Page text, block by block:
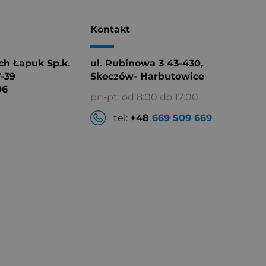
Łapuk Sp.k.
39
Kontakt
ul. Rubinowa 3 43-430,
Skoczów- Harbutowice
pn-pt: od 8:00 do 17:00
tel: +48 669 509 669